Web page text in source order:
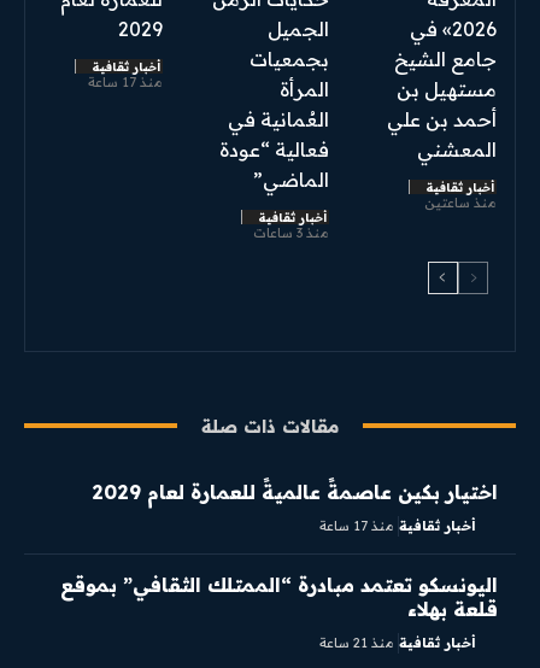
2026» في
جامع الشيخ
مستهيل بن
أحمد بن علي
المعشني
أخبار ثقافية
منذ ساعتين
الجميل
بجمعيات
المرأة
العُمانية في
فعالية “عودة
الماضي”
أخبار ثقافية
منذ 3 ساعات
2029
أخبار ثقافية
منذ 17 ساعة
مقالات ذات صلة
اختيار بكين عاصمةً عالميةً للعمارة لعام 2029
أخبار ثقافية منذ 17 ساعة
اليونسكو تعتمد مبادرة “الممتلك الثقافي” بموقع
قلعة بهلاء
أخبار ثقافية منذ 21 ساعة